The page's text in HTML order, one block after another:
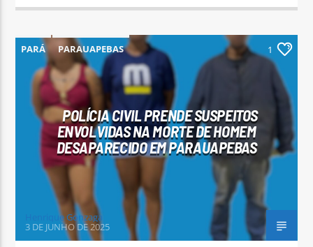
PARÁ PARAUAPEBAS 1
POLÍCIA CIVIL PRENDE SUSPEITOS
ENVOLVIDAS NA MORTE DE HOMEM
DESAPARECIDO EM PARAUAPEBAS
Henrique Gonzaga
3 DE JUNHO DE 2025